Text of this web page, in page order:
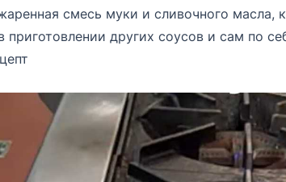
смесь муки и сливочного масла,
приготовлении других соусов и сам по